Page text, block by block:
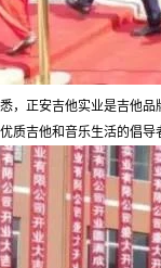
，正安吉他实业是吉他
质吉他和音乐生活的倡导